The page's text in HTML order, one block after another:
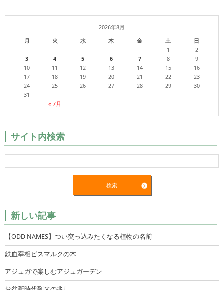
2026年8月
月
火 水 木 金 土 日
« 7月
1
2
3
4 5 6 7 8
9
10
11 12 13 14 15
16
17
18 19 20 21 22
23
24
25 26 27 28 29
30
31
サイト内検索
新しい記事
【ODD NAMES】つい突っ込みたくなる植物の名前
鉄血宰相ビスマルクの木
アジュガで楽しむアジュガーデン